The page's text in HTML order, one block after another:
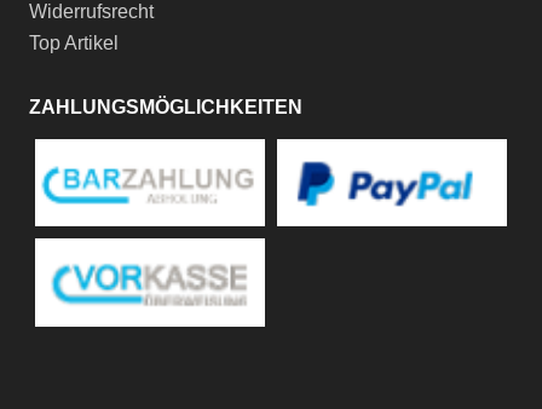
Widerrufsrecht
Top Artikel
ZAHLUNGSMÖGLICHKEITEN